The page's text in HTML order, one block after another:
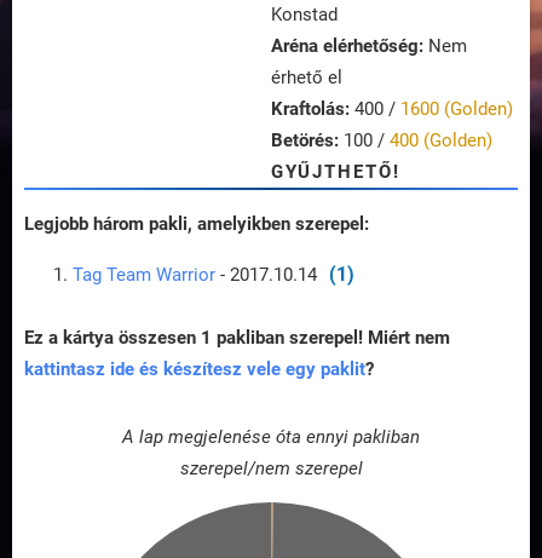
Konstad
Aréna elérhetőség: Nem
érhető el
Kraftolás: 400 / 1600 (Golden)
Betörés: 100 / 400 (Golden)
GYŰJTHETŐ!
Legjobb három pakli, amelyikben szerepel:
Tag Team Warrior - 2017.10.14 (1)
Ez a kártya összesen 1 pakliban szerepel! Miért nem
kattintasz ide és készítesz vele egy paklit?
A lap megjelenése óta ennyi pakliban
szerepel/nem szerepel